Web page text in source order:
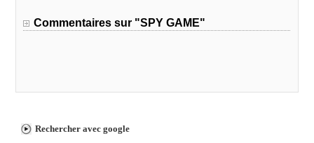
Commentaires sur "SPY GAME"
Rechercher avec google